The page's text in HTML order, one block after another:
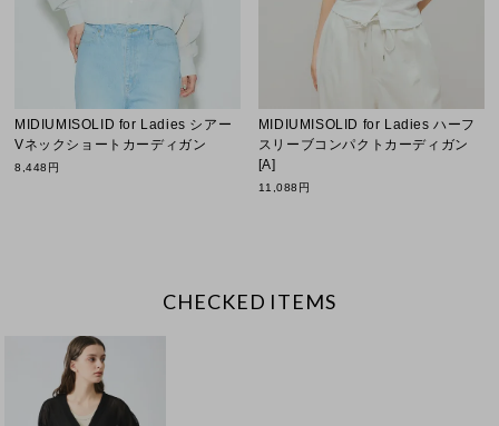
MIDIUMISOLID for Ladies シアー
Vネックショートカーディガン
8,448円
MIDIUMISOLID for Ladies ハーフ
スリーブコンパクトカーディガン
[A]
11,088円
CHECKED ITEMS